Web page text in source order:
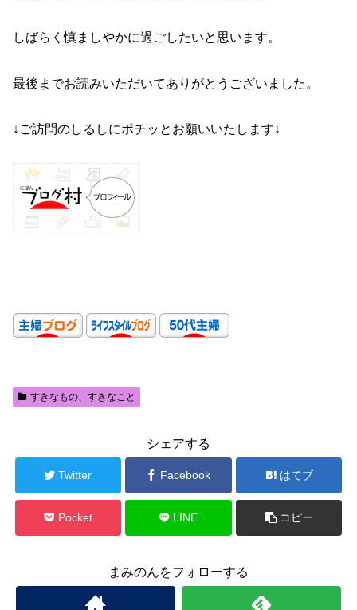
しばらく慎ましやかに過ごしたいと思います。
最後までお読みいただいてありがとうございました。
↓ご訪問のしるしにポチッとお願いいたします↓
すきなもの、すきなこと
シェアする
Twitter Facebook はてブ
Pocket LINE コピー
まみのんをフォローする